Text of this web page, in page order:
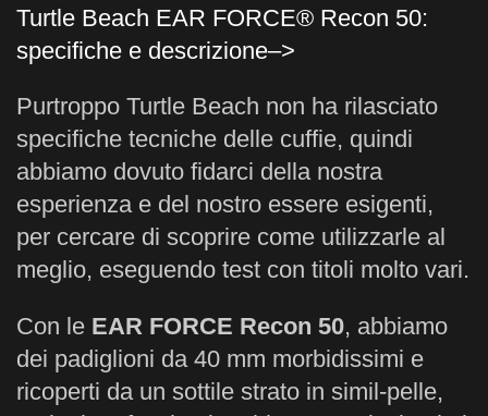
Turtle Beach EAR FORCE® Recon 50:
specifiche e descrizione–>
Purtroppo Turtle Beach non ha rilasciato
specifiche tecniche delle cuffie, quindi
abbiamo dovuto fidarci della nostra
esperienza e del nostro essere esigenti,
per cercare di scoprire come utilizzarle al
meglio, eseguendo test con titoli molto vari.
Con le EAR FORCE Recon 50, abbiamo
dei padiglioni da 40 mm morbidissimi e
ricoperti da un sottile strato in simil-pelle,